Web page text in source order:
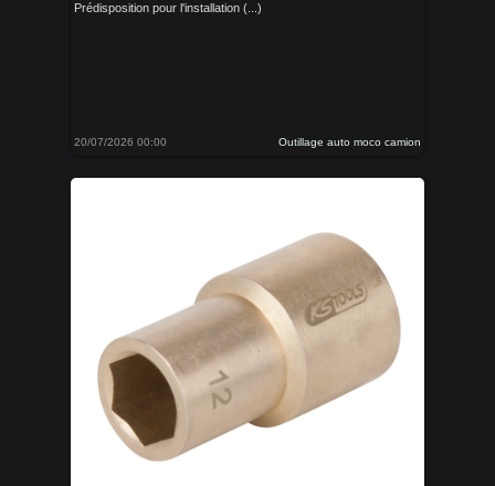
Prédisposition pour l'installation (...)
20/07/2026 00:00 Outillage auto moco camion